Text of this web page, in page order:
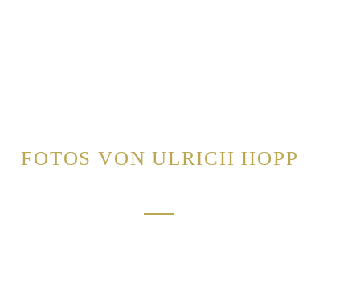
FOTOS VON ULRICH HOPP